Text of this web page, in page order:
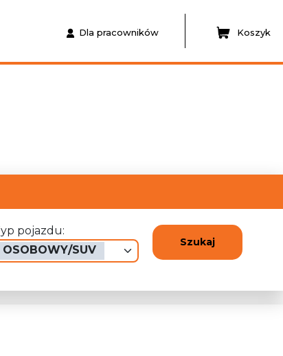
Dla pracowników Koszyk
Typ pojazdu:
OSOBOWY/SUV
Szukaj